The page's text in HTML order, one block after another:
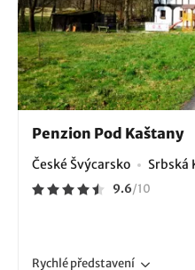
Penzion Pod Kaštany
České Švýcarsko Srbská
9.6/10
Rychlépředstavení